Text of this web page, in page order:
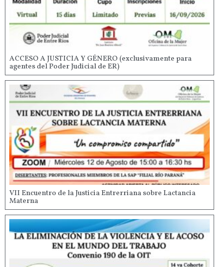
ACCESO A JUSTICIA Y GÉNERO (exclusivamente para
agentes del Poder Judicial de ER)
VII Encuentro de la Justicia Entrerriana sobre Lactancia
Materna